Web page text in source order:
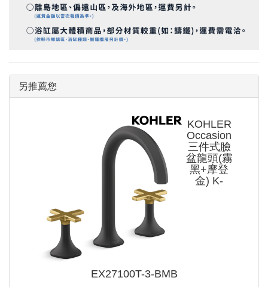
另推薦您
KOHLER
Occasion
三件式臉
盆龍頭(霧
黑+摩登
金) K-
EX27100T-3-BMB